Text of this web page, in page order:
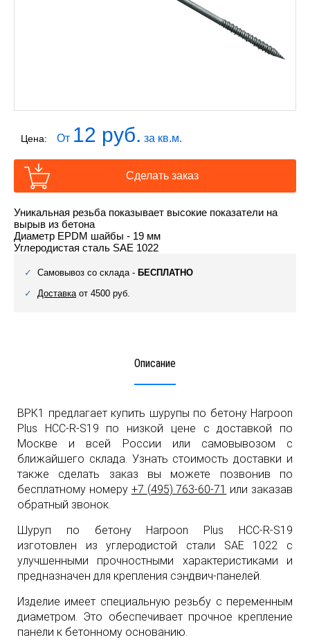
Цена: От 12 руб. за кв.м.
Сделать заказ
Уникальная резьба показывает высокие показатели на
вырыв из бетона
Диаметр EPDM шайбы - 19 мм
Углеродистая сталь SAE 1022
Самовывоз со склада - БЕСПЛАТНО
Доставкаот 4500 руб.
Описание
ВРК1 предлагает купить шурупы по бетону Harpoon
Plus HCC-R-S19 по низкой цене с доставкой по
Москве и всей России или самовывозом с
ближайшего склада. Узнать стоимость доставки и
также сделать заказ вы можете позвонив по
бесплатному номеру +7 (495) 763-60-71 или заказав
обратный звонок.
Шуруп по бетону Harpoon Plus HCC-R-S19
изготовлен из углеродистой стали SAE 1022 с
улучшенными прочностными характеристиками и
предназначен для крепления сэндвич-панелей.
Изделие имеет специальную резьбу с переменным
диаметром. Это обеспечивает прочное крепление
панели к бетонному основанию.